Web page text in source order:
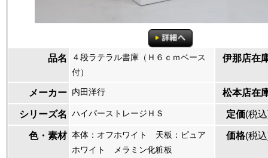
品名
４段ラテラル書庫（Ｈ６ｃｍベース
付）
伊那店在
メーカー 内田洋行 松本店在
シリーズ名 ハイパーストレージＨＳ 定価(税
色・素材 本体：オフホワイト 天板：ピュア
ホワイト メラミン化粧板
価格(税